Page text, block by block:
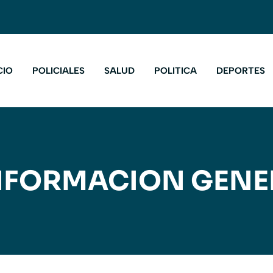
POLICIALES SALUD POLITICA DEPORTES